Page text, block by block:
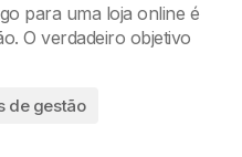
para uma loja online é
O verdadeiro objetivo
de gestão